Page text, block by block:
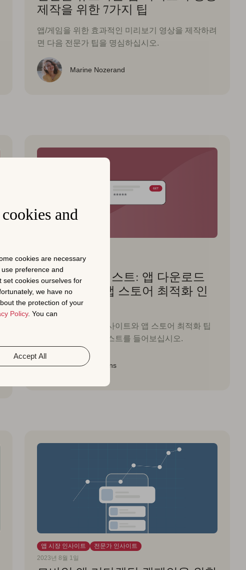
and
cookies are necessary
preference and
set cookies ourselves for
we have no
the protection of your
Policy. You can
Accept All
제작을 위한 7가지 팁
앱/게임을 위한 효과적인 미리보기 영상을 제작하려
면 다음 전문가 팁을 명심하십시오.
Marine Nozerand
2023년 10월 16일
Apptivate 팟캐스트: 앱 다운로드
증가를 위한 앱 스토어 최적화 인
사이트
귀중한 앱 마케팅 인사이트와 앱 스토어 최적화 팁
을 얻으려면 이 팟캐스트를 들어보십시오.
Fred Simmons
앱 시장 인사이트
전문가 인사이트
2023년 8월 1일